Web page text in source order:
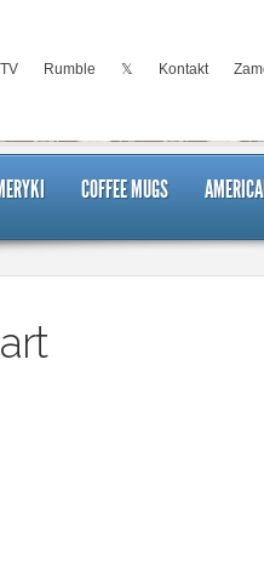
Rumble 𝕏 Kontakt
COFFEE MUGS